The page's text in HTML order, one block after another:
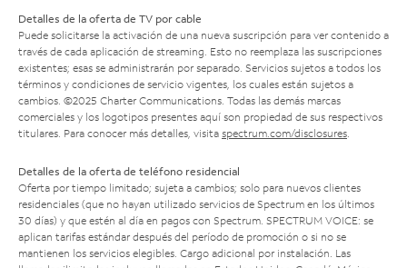
Detalles de la oferta de TV por cable
Puede solicitarse la activación de una nueva suscripción para ver contenido a
través de cada aplicación de streaming. Esto no reemplaza las suscripciones
existentes; esas se administrarán por separado. Servicios sujetos a todos los
términos y condiciones de servicio vigentes, los cuales están sujetos a
cambios. ©2025 Charter Communications. Todas las demás marcas
comerciales y los logotipos presentes aquí son propiedad de sus respectivos
titulares. Para conocer más detalles, visita spectrum.com/disclosures
Detalles de la oferta de teléfono residencial
Oferta por tiempo limitado; sujeta a cambios; solo para nuevos clientes
residenciales (que no hayan utilizado servicios de Spectrum en los últimos
30 días) y que estén al día en pagos con Spectrum. SPECTRUM VOICE: se
aplican tarifas estándar después del período de promoción o si no se
mantienen los servicios elegibles. Cargo adicional por instalación. Las